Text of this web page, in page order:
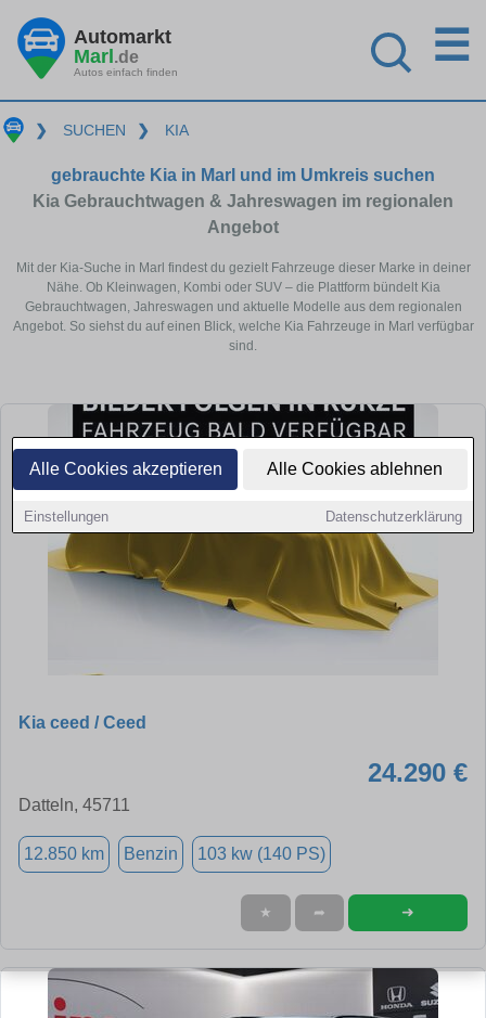
Alle Cookies akzeptieren Alle Cookies ablehnen
Einstellungen Datenschutzerklärung
Automarkt
Marl.de
Autos einfach finden
☰
❯ SUCHEN ❯ KIA
gebrauchte Kia in Marl und im Umkreis suchen
Kia Gebrauchtwagen & Jahreswagen im regionalen
Angebot
Mit der Kia-Suche in Marl findest du gezielt Fahrzeuge dieser Marke in deiner
Nähe. Ob Kleinwagen, Kombi oder SUV – die Plattform bündelt Kia
Gebrauchtwagen, Jahreswagen und aktuelle Modelle aus dem regionalen
Angebot. So siehst du auf einen Blick, welche Kia Fahrzeuge in Marl verfügbar
sind.
Kia ceed / Ceed
24.290 €
Datteln, 45711
12.850 km Benzin 103 kw (140 PS)
★ ➦ ➜